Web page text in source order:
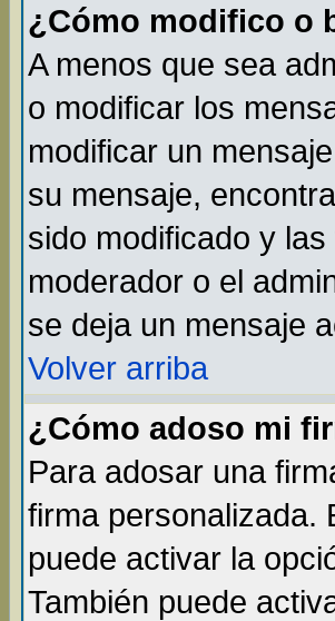
¿Cómo modifico o
A menos que sea
o modificar los
modificar un
su mensaje,
sido modificado y
moderador o el
se deja un mensaje
Volver arriba
¿Cómo adoso mi
Para adosar una
firma personalizada.
puede activar la
También puede